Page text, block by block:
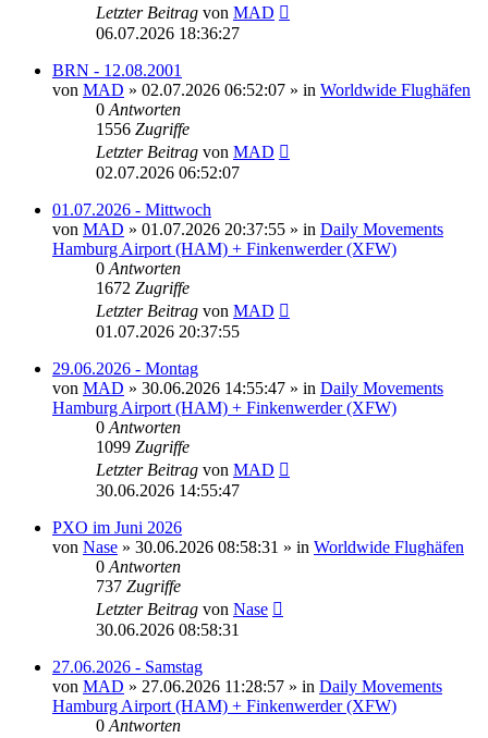
Letzter Beitrag von MAD
06.07.2026 18:36:27
BRN - 12.08.2001
von MAD » 02.07.2026 06:52:07 » in Worldwide Flughäfen
0 Antworten
1556 Zugriffe
Letzter Beitrag von MAD
02.07.2026 06:52:07
01.07.2026 - Mittwoch
von MAD » 01.07.2026 20:37:55 » in Daily Movements
Hamburg Airport (HAM) + Finkenwerder (XFW)
0 Antworten
1672 Zugriffe
Letzter Beitrag von MAD
01.07.2026 20:37:55
29.06.2026 - Montag
von MAD » 30.06.2026 14:55:47 » in Daily Movements
Hamburg Airport (HAM) + Finkenwerder (XFW)
0 Antworten
1099 Zugriffe
Letzter Beitrag von MAD
30.06.2026 14:55:47
PXO im Juni 2026
von Nase » 30.06.2026 08:58:31 » in Worldwide Flughäfen
0 Antworten
737 Zugriffe
Letzter Beitrag von Nase
30.06.2026 08:58:31
27.06.2026 - Samstag
von MAD » 27.06.2026 11:28:57 » in Daily Movements
Hamburg Airport (HAM) + Finkenwerder (XFW)
0 Antworten